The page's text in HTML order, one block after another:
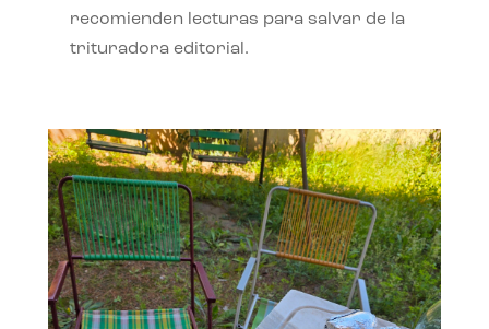
recomienden lecturas para salvar de la
trituradora editorial.